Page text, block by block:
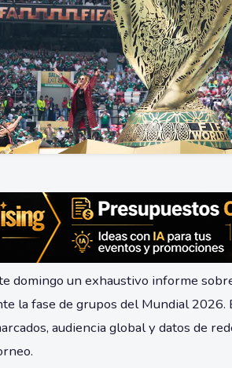
domingo un exhaustivo informe
la fase de grupos del Mundial 2026.
audiencia global y datos de